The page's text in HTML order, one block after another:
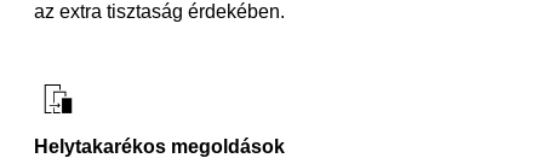
az extra tisztaság érdekében.
Helytakarékos megoldások